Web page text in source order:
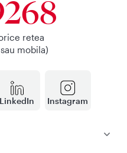
LinkedIn Instagram
retea
mobila)